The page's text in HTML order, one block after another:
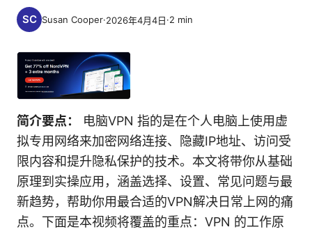
Susan Cooper·2026年4月4日·2 min
简介要点：
电脑VPN 指的是在个人电脑上使用虚
拟专用网络来加密网络连接、隐藏IP地址、访问受
限内容和提升隐私保护的技术。本文将带你从基础
原理到实操应用，涵盖选择、设置、常见问题与最
新趋势，帮助你用最合适的VPN解决日常上网的痛
点。下面是本视频将覆盖的重点：VPN 的工作原